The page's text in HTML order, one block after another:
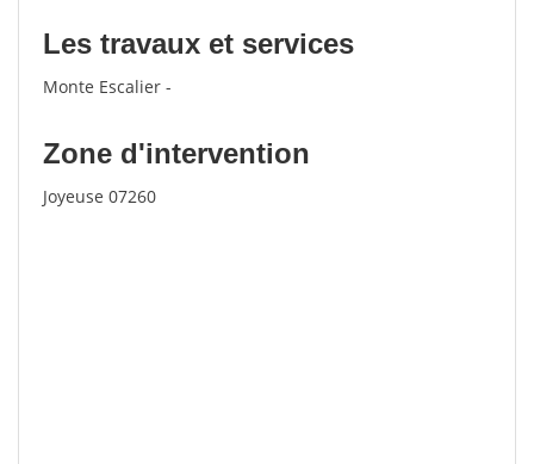
Les travaux et services
Monte Escalier -
Zone d'intervention
Joyeuse 07260